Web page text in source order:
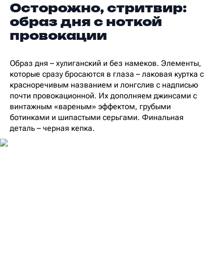
Осторожно, стритвир:
образ дня с ноткой
провокации
Образ дня – хулиганский и без намеков. Элементы,
которые сразу бросаются в глаза – лаковая куртка с
красноречивым названием и лонгслив с надписью
почти провокационной. Их дополняем джинсами с
винтажным «вареным» эффектом, грубыми
ботинками и шипастыми серьгами. Финальная
деталь – черная кепка.